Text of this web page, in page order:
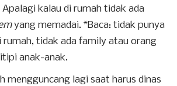
kalau di rumah tidak ada
yang memadai. *Baca: tidak punya
rumah, tidak ada family atau orang
anak-anak.
mengguncang lagi saat harus dinas